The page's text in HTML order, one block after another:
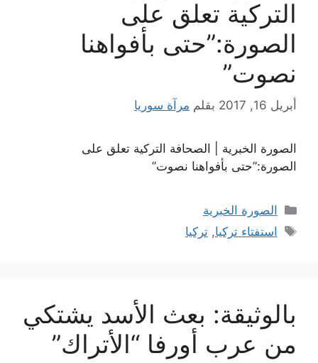
التركية تعلق على
الصورة:”حتى بأفواهنا
نصوت”
أبريل 16, 2017 بقلم مرآة سوريا
الصورة الخبرية | الصحافة التركية تعلق على
الصورة:”حتى بأفواهنا نصوت”
التصنيفات
الصورة الخبرية
الوسوم
استفتاء تركيا,تركيا
بالوثيقة: بعث الأسد يشتكي
من عرب أورفا “الأتراك”